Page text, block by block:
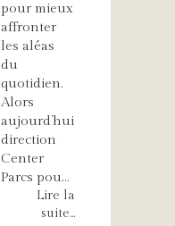
pour mieux
affronter
les aléas
du
quotidien.
Alors
aujourd’hui
direction
Center
Parcs pou...
Lire la
suite...